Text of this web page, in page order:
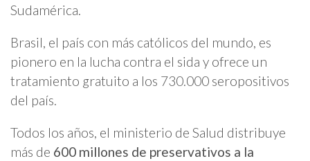
Sudamérica.
Brasil, el país con más católicos del mundo, es
pionero en la lucha contra el sida y ofrece un
tratamiento gratuito a los 730.000 seropositivos
del país.
Todos los años, el ministerio de Salud distribuye
más de 600 millones de preservativos a la